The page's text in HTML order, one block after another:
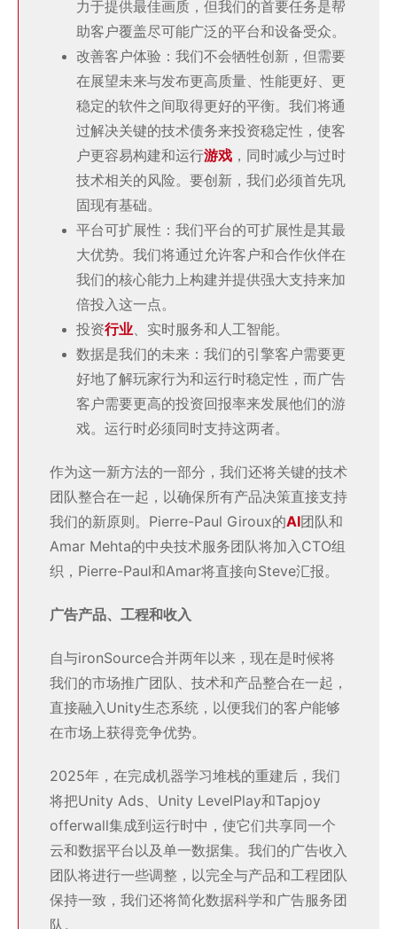
力于提供最佳画质，但我们的首要任务是帮
助客户覆盖尽可能广泛的平台和设备受众。
改善客户体验：我们不会牺牲创新，但需要
在展望未来与发布更高质量、性能更好、更
稳定的软件之间取得更好的平衡。我们将通
过解决关键的技术债务来投资稳定性，使客
户更容易构建和运行游戏 ，同时减少与过时
技术相关的风险。要创新，我们必须首先巩
固现有基础。
平台可扩展性：我们平台的可扩展性是其最
大优势。我们将通过允许客户和合作伙伴在
我们的核心能力上构建并提供强大支持来加
倍投入这一点。
投资行业 、实时服务和人工智能。
数据是我们的未来：我们的引擎客户需要更
好地了解玩家行为和运行时稳定性，而广告
客户需要更高的投资回报率来发展他们的游
戏。运行时必须同时支持这两者。
作为这一新方法的一部分，我们还将关键的技术
团队整合在一起，以确保所有产品决策直接支持
我们的新原则。Pierre-Paul Giroux的AI团队和
Amar Mehta的中央技术服务团队将加入CTO组
织，Pierre-Paul和Amar将直接向Steve汇报。
广告产品、工程和收入
自与ironSource合并两年以来，现在是时候将
我们的市场推广团队、技术和产品整合在一起，
直接融入Unity生态系统，以便我们的客户能够
在市场上获得竞争优势。
2025年，在完成机器学习堆栈的重建后，我们
将把Unity Ads、Unity LevelPlay和Tapjoy
offerwall集成到运行时中，使它们共享同一个
云和数据平台以及单一数据集。我们的广告收入
团队将进行一些调整，以完全与产品和工程团队
保持一致，我们还将简化数据科学和广告服务团
队。